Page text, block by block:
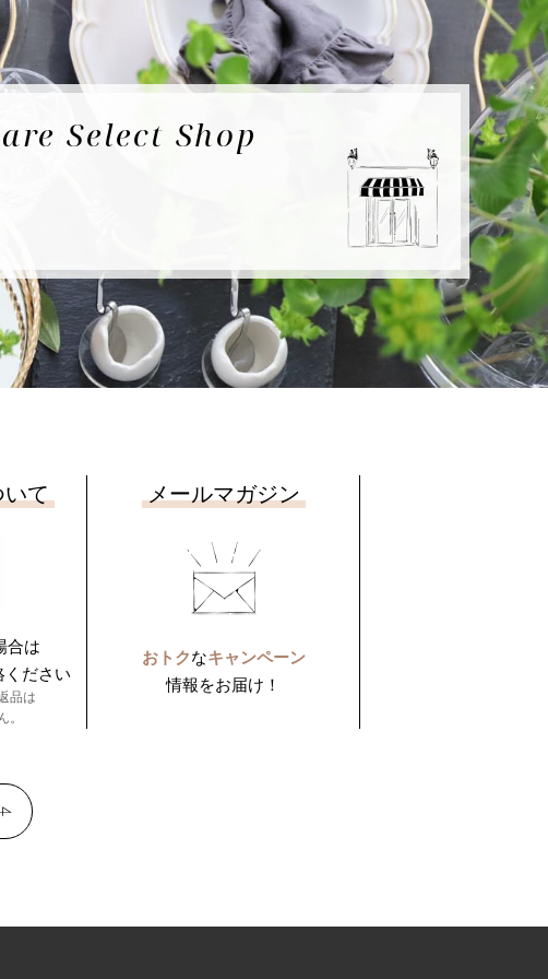
Select Shop
て
合は
ください
品は
。
メールマガジン
おトクなキャンペーン
情報をお届け！